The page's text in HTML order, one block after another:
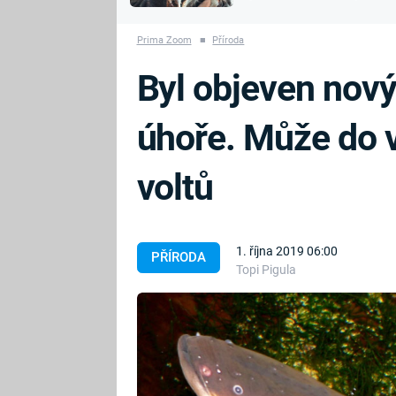
BRITSKÁ
RODINA
Prima Zoom ■ Příroda
PŘÍRODA
1. října 2019 06:00
Topi Pigula
Byl objeven
úhoře. Může do
voltů